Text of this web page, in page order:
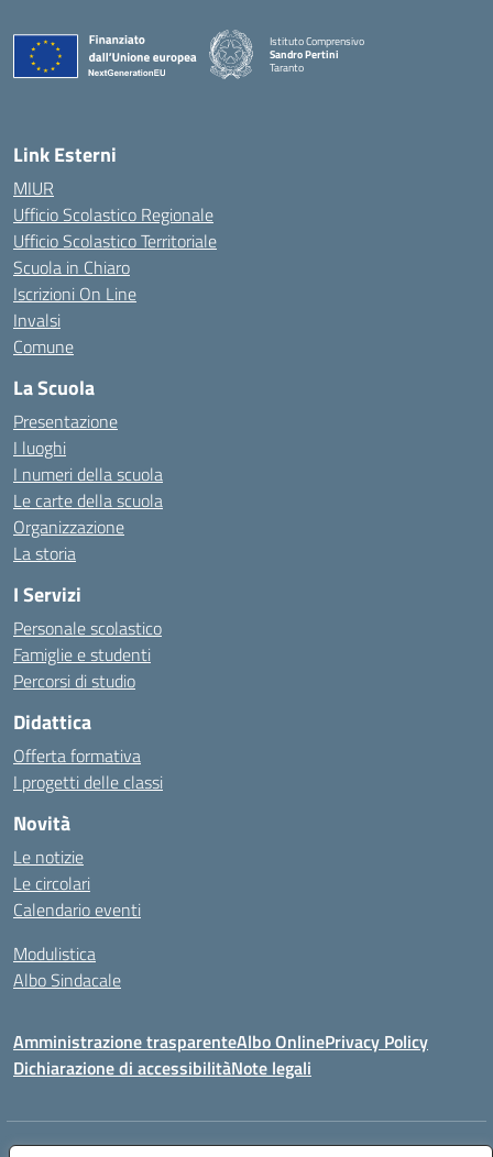
Istituto Comprensivo
Sandro Pertini
Taranto
Link Esterni
MIUR
Ufficio Scolastico Regionale
Ufficio Scolastico Territoriale
Scuola in Chiaro
Iscrizioni On Line
Invalsi
Comune
La Scuola
Presentazione
I luoghi
I numeri della scuola
Le carte della scuola
Organizzazione
La storia
I Servizi
Personale scolastico
Famiglie e studenti
Percorsi di studio
Didattica
Offerta formativa
I progetti delle classi
Novità
Le notizie
Le circolari
Calendario eventi
Modulistica
Albo Sindacale
Amministrazione trasparenteAlbo OnlinePrivacy Policy
Dichiarazione di accessibilitàNote legali